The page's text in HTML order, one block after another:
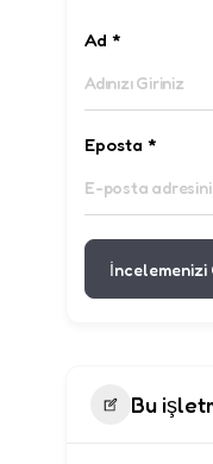
Ad *
Eposta *
İncelemenizi
Bu